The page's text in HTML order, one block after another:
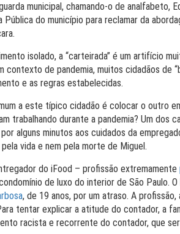
municipal, chamando-o de analfabeto,
do município para reclamar da
isolado, a “carteirada” é um artifício
contexto de pandemia, muitos cidadãos de
e as regras estabelecidas.
a este típico cidadão é colocar o outro
trabalhando durante a pandemia? Um dos
alguns minutos aos cuidados da
vida e nem pela morte de Miguel.
do iFood – profissão extremamente
de luxo do interior de São Paulo.
, de 19 anos, por um atraso. A
tentar explicar a atitude do contador, a
racista e recorrente do contador, que